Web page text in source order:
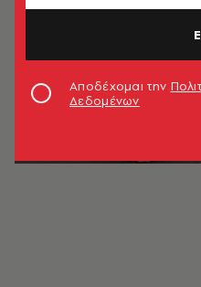
Αποδέχομαι την
Δεδομένων